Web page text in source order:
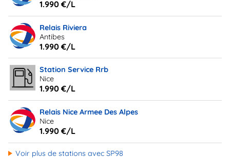
1.990 €/L
Relais Riviera
Antibes
1.990 €/L
Station Service Rrb
Nice
1.990 €/L
Relais Nice Armee Des Alpes
Nice
1.990 €/L
Voir plus de stations avec SP98